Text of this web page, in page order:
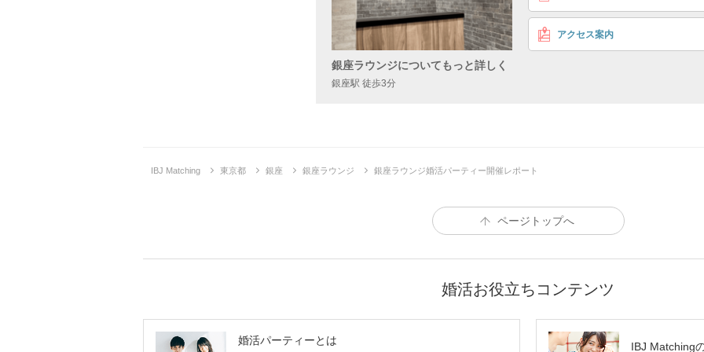
銀座ラウンジについてもっと詳しく
銀座駅 徒歩3分
アクセス案内
IBJ Matching 東京都 銀座 銀座ラウンジ 銀座ラウンジ婚活パーティー開催レポート
ページトップへ
婚活お役立ちコンテンツ
婚活パーティーとは IBJ Matching